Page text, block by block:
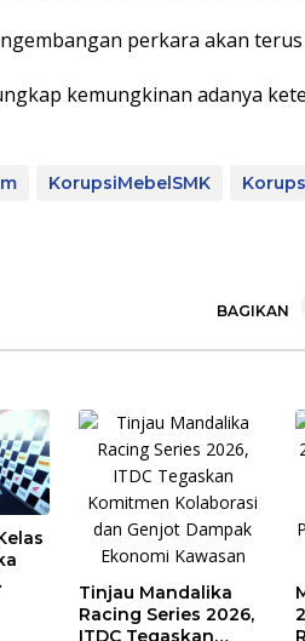
perkara akan
kemungkinan adanya
KorupsiMebelSMK
BAGIKAN
Tinjau Mandalika
Racing Series 2026,
ITDC Tegaskan